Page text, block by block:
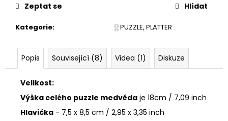
Kategorie: ░ PUZZLE, PLATTER
Zeptat se Hlídat
Popis Související (8) Videa (1) Diskuze
Velikost:
Výška celého puzzle medvěda je 18cm / 7,09 inch
Hlavička - 7,5 x 8,5 cm / 2,95 x 3,35 inch
VYKRAJOVÁTKA
JOY
#423
49
Kč